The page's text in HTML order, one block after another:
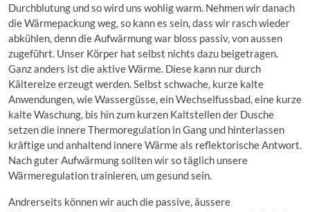
Durchblutung und so wird uns wohlig warm. Nehmen wir danach
die Wärmepackung weg, so kann es sein, dass wir rasch wieder
abkühlen, denn die Aufwärmung war bloss passiv, von aussen
zugeführt. Unser Körper hat selbst nichts dazu beigetragen.
Ganz anders ist die aktive Wärme. Diese kann nur durch
Kältereize erzeugt werden. Selbst schwache, kurze kalte
Anwendungen, wie Wassergüsse, ein Wechselfussbad, eine kurze
kalte Waschung, bis hin zum kurzen Kaltstellen der Dusche
setzen die innere Thermoregulation in Gang und hinterlassen
kräftige und anhaltend innere Wärme als reflektorische Antwort.
Nach guter Aufwärmung sollten wir so täglich unsere
Wärmeregulation trainieren, um gesund sein.
Andrerseits können wir auch die passive, äussere